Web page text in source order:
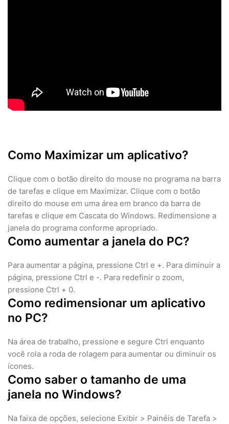
Como Maximizar um aplicativo?
Clique com o botão direito do mouse no programa na barra
de tarefas e clique em Maximizar. Clique com o botão
direito do mouse em uma área em branco da barra de
tarefas e clique em Cascata do Windows. Redimensione a
janela do programa conforme apropriado.
Como aumentar a janela do PC?
Para aumentar a página, pressione Ctrl e +. Para diminuir a
página, pressione Ctrl e -. Para redefinir o zoom,
pressione Ctrl + 0.
Como redimensionar um aplicativo
no PC?
Na área de trabalho, pressione e segure Ctrl enquanto
você rola a roda de rolagem para aumentar ou diminuir os
ícones.
Como saber o tamanho de uma
janela no Windows?
Na faixa de opções, selecione Exibir > Painéis de Tarefa >